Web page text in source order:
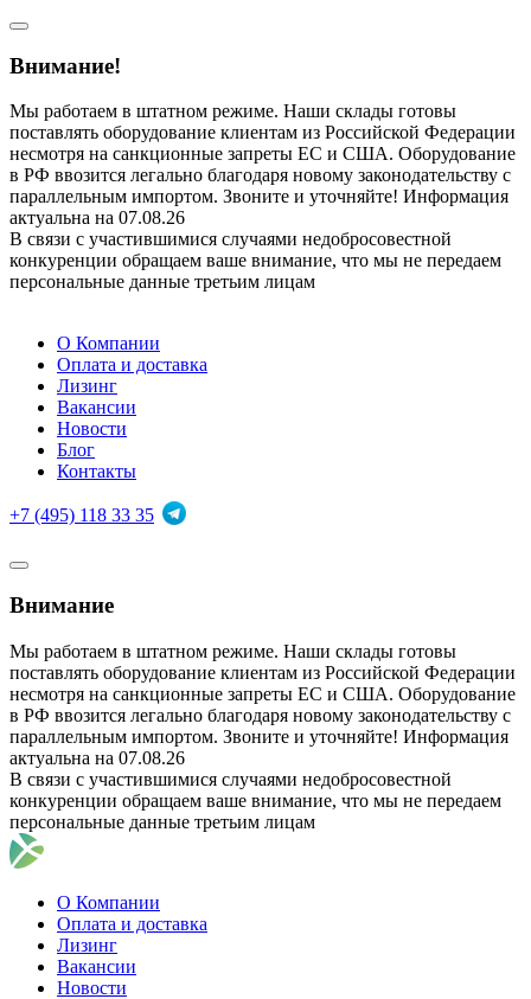
Внимание!
Мы работаем в штатном режиме. Наши склады готовы
поставлять оборудование клиентам из Российской Федерации
несмотря на санкционные запреты ЕС и США. Оборудование
в РФ ввозится легально благодаря новому законодательству с
параллельным импортом. Звоните и уточняйте! Информация
актуальна на 07.08.26
В связи с участившимися случаями недобросовестной
конкуренции обращаем ваше внимание, что мы не передаем
персональные данные третьим лицам
О Компании
Оплата и доставка
Лизинг
Вакансии
Новости
Блог
Контакты
+7 (495) 118 33 35
Внимание
Мы работаем в штатном режиме. Наши склады готовы
поставлять оборудование клиентам из Российской Федерации
несмотря на санкционные запреты ЕС и США. Оборудование
в РФ ввозится легально благодаря новому законодательству с
параллельным импортом. Звоните и уточняйте! Информация
актуальна на 07.08.26
В связи с участившимися случаями недобросовестной
конкуренции обращаем ваше внимание, что мы не передаем
персональные данные третьим лицам
О Компании
Оплата и доставка
Лизинг
Вакансии
Новости